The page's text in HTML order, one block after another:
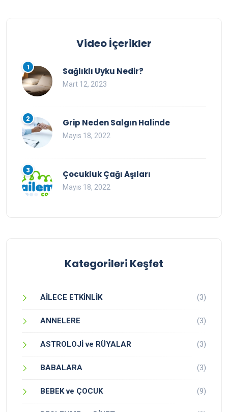
Video İçerikler
1 Sağlıklı Uyku Nedir?
Mart 12, 2023
2 Grip Neden Salgın Halinde
Mayıs 18, 2022
3 Çocukluk Çağı Aşıları
Mayıs 18, 2022
Kategorileri Keşfet
AİLECE ETKİNLİK (3)
ANNELERE (3)
ASTROLOJİ ve RÜYALAR (3)
BABALARA (3)
BEBEK ve ÇOCUK (9)